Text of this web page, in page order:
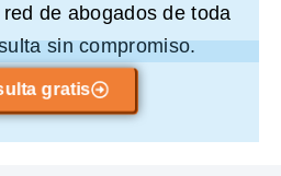
de abogados de toda
sin compromiso.
gratis